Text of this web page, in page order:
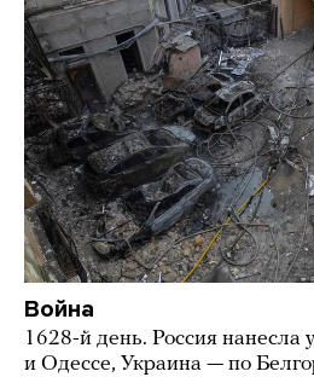
Война
1628-й день. Россия нанесла
и Одессе, Украина — по